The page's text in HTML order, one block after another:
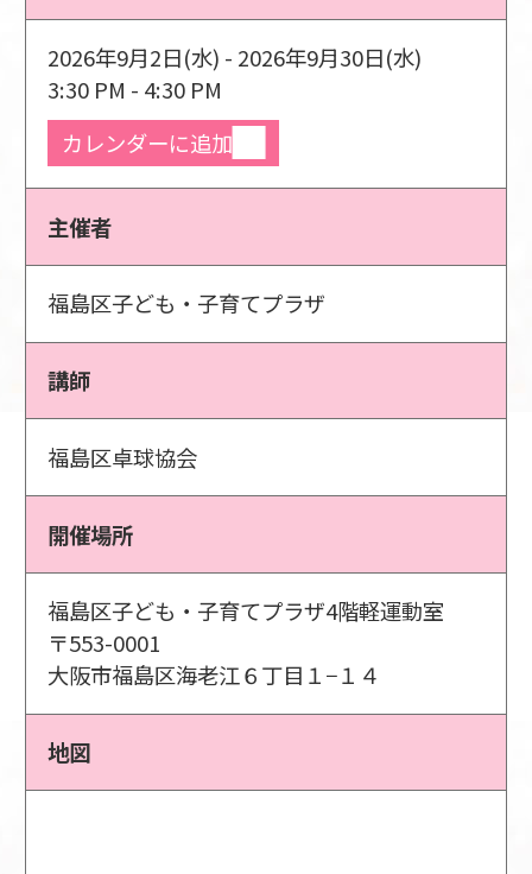
2026年9月2日(水) - 2026年9月30日(水)
3:30 PM - 4:30 PM
カレンダーに追加
主催者
福島区子ども・子育てプラザ
講師
福島区卓球協会
開催場所
福島区子ども・子育てプラザ4階軽運動室
〒553-0001
大阪市福島区海老江６丁目１−１４
地図